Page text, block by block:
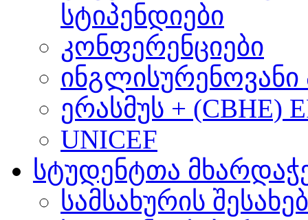
სტიპენდიები
კონფერენციები
ერასმუს + (CBHE)
UNICEF
სტუდენტთა
სამსახურის შესახებ